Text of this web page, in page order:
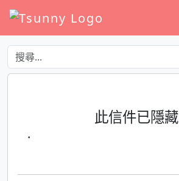
此信件已隱藏
·